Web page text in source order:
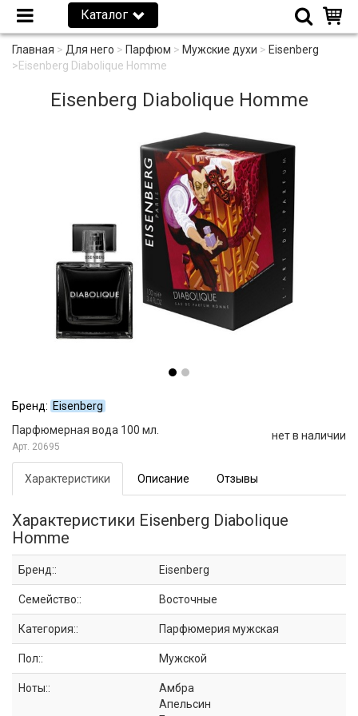
Каталог
Главная > Для него > Парфюм > Мужские духи > Eisenberg
>Eisenberg Diabolique Homme
Eisenberg Diabolique Homme
Бренд: Eisenberg
нет в наличии
Парфюмерная вода 100 мл.
20695
Характеристики Описание Отзывы
Характеристики Eisenberg Diabolique
Homme
Бренд:: Eisenberg
Семейство:: Восточные
Категория:: Парфюмерия мужская
Пол:: Мужской
Ноты::
Амбра
Апельсин